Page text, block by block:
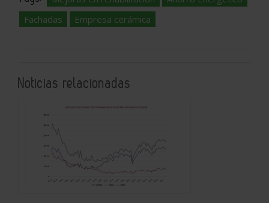
Fachadas
Empresa cerámica
Noticias relacionadas